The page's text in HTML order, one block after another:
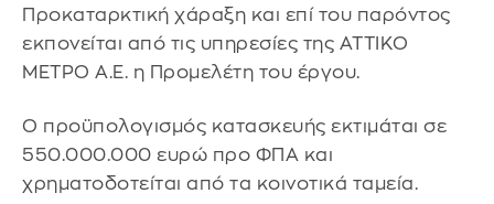
Προκαταρκτική χάραξη και επί του παρόντος
εκπονείται από τις υπηρεσίες της ΑΤΤΙΚΟ
ΜΕΤΡΟ Α.Ε. η Προμελέτη του έργου.
Ο προϋπολογισμός κατασκευής εκτιμάται σε
550.000.000 ευρώ προ ΦΠΑ και
χρηματοδοτείται από τα κοινοτικά ταμεία.